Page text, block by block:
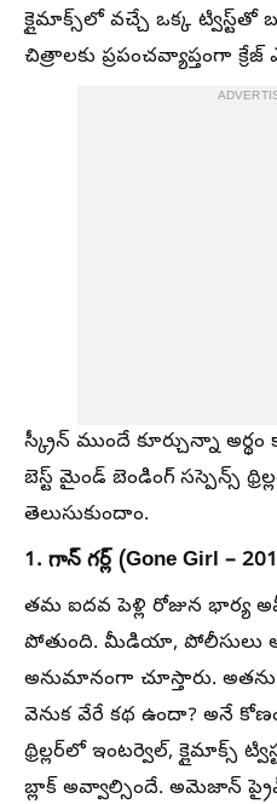
క్లైమాక్స్‌లో వచ్చే ఒక్క
చిత్రాలకు ప్రపంచవ్యాప్తంగా క్రేజ్
స్క్రీన్ ముందే కూర్చున్నా
బెస్ట్ మైండ్ బెండింగ్ సస్పెన్స్
తెలుసుకుందాం.
1. గాన్ గర్ల్ (Gone Girl –
తమ ఐదవ పెళ్లి రోజున భార్య
పోతుంది. మీడియా, పోలీసులు
అనుమానంగా చూస్తారు.
వెనుక వేరే కథ ఉందా? అనే
థ్రిల్లర్‌లో ఇంటర్వెల్, క్లైమాక్స్
బ్లాక్ అవ్వాల్సిందే. అమెజాన్